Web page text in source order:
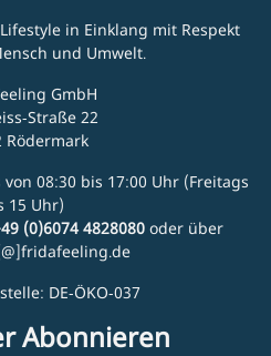
in Einklang mit Respekt
und Umwelt.
GmbH
Straße 22
Rödermark
08:30 bis 17:00 Uhr (Freitags
15 Uhr)
(0)6074 4828080 oder über
DE-ÖKO-037
Abonnieren